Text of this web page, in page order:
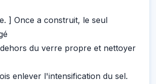
] Once a construit, le seul
du verre propre et nettoyer
enlever l'intensification du sel.